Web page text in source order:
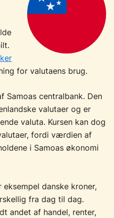
for valutaens brug.
Samoas centralbank. Den
valutaer og er
valuta. Kursen kan dog
fordi værdien af
i Samoas økonomi
danske kroner,
fra dag til dag.
andet af handel, renter,